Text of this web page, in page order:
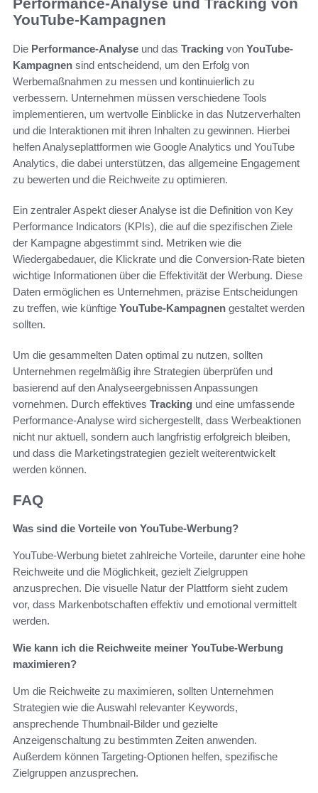
Performance-Analyse und Tracking von
YouTube-Kampagnen
Die Performance-Analyse und das Tracking von YouTube-
Kampagnen sind entscheidend, um den Erfolg von
Werbemaßnahmen zu messen und kontinuierlich zu
verbessern. Unternehmen müssen verschiedene Tools
implementieren, um wertvolle Einblicke in das Nutzerverhalten
und die Interaktionen mit ihren Inhalten zu gewinnen. Hierbei
helfen Analyseplattformen wie Google Analytics und YouTube
Analytics, die dabei unterstützen, das allgemeine Engagement
zu bewerten und die Reichweite zu optimieren.
Ein zentraler Aspekt dieser Analyse ist die Definition von Key
Performance Indicators (KPIs), die auf die spezifischen Ziele
der Kampagne abgestimmt sind. Metriken wie die
Wiedergabedauer, die Klickrate und die Conversion-Rate bieten
wichtige Informationen über die Effektivität der Werbung. Diese
Daten ermöglichen es Unternehmen, präzise Entscheidungen
zu treffen, wie künftige YouTube-Kampagnen gestaltet werden
sollten.
Um die gesammelten Daten optimal zu nutzen, sollten
Unternehmen regelmäßig ihre Strategien überprüfen und
basierend auf den Analyseergebnissen Anpassungen
vornehmen. Durch effektives Tracking und eine umfassende
Performance-Analyse wird sichergestellt, dass Werbeaktionen
nicht nur aktuell, sondern auch langfristig erfolgreich bleiben,
und dass die Marketingstrategien gezielt weiterentwickelt
werden können.
FAQ
Was sind die Vorteile von YouTube-Werbung?
YouTube-Werbung bietet zahlreiche Vorteile, darunter eine hohe
Reichweite und die Möglichkeit, gezielt Zielgruppen
anzusprechen. Die visuelle Natur der Plattform sieht zudem
vor, dass Markenbotschaften effektiv und emotional vermittelt
werden.
Wie kann ich die Reichweite meiner YouTube-Werbung
maximieren?
Um die Reichweite zu maximieren, sollten Unternehmen
Strategien wie die Auswahl relevanter Keywords,
ansprechende Thumbnail-Bilder und gezielte
Anzeigenschaltung zu bestimmten Zeiten anwenden.
Außerdem können Targeting-Optionen helfen, spezifische
Zielgruppen anzusprechen.